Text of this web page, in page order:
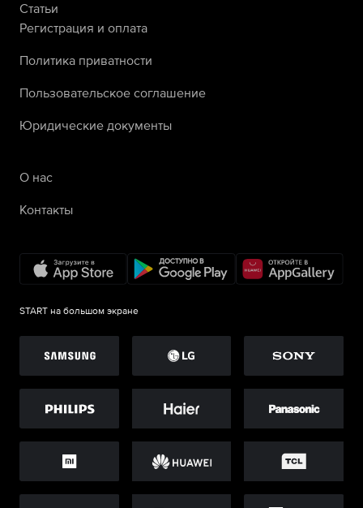
Статьи
Регистрация и оплата
Политика приватности
Пользовательское соглашение
Юридические документы
О нас
Контакты
START на большом экране